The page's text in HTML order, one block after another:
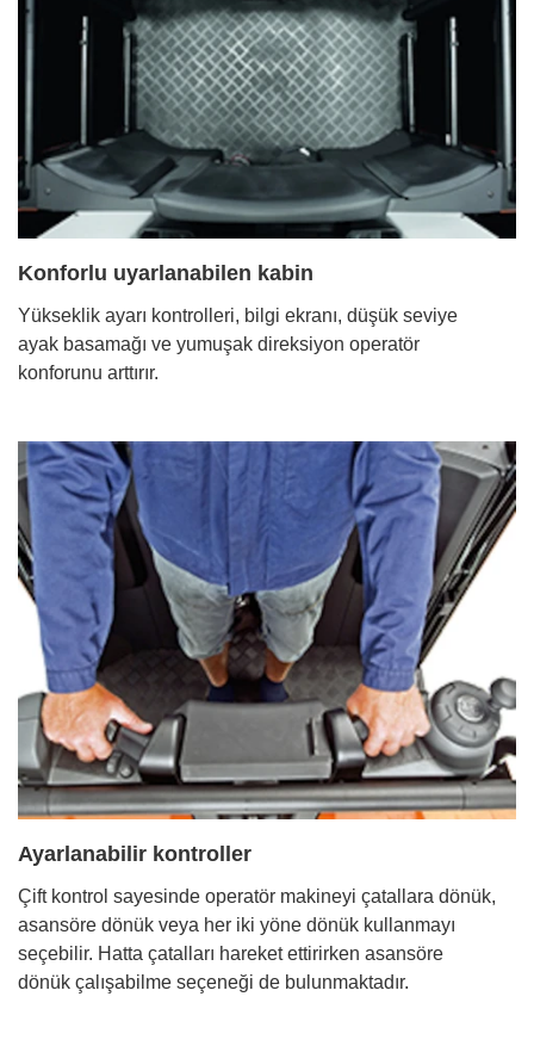
Konforlu uyarlanabilen kabin
Yükseklik ayarı kontrolleri, bilgi ekranı, düşük seviye
ayak basamağı ve yumuşak direksiyon operatör
konforunu arttırır.
Ayarlanabilir kontroller
Çift kontrol sayesinde operatör makineyi çatallara dönük,
asansöre dönük veya her iki yöne dönük kullanmayı
seçebilir. Hatta çatalları hareket ettirirken asansöre
dönük çalışabilme seçeneği de bulunmaktadır.